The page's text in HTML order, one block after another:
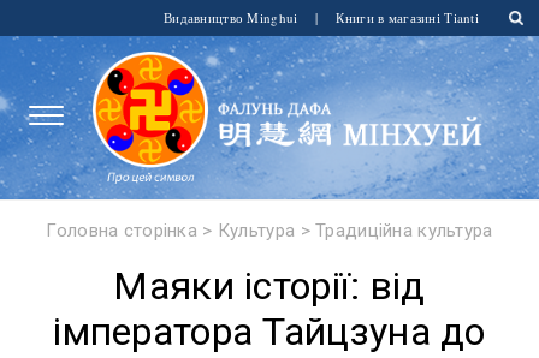
Видавництво Minghui | Книги в магазині Tianti
Головна сторінка > Культура >Традиційна культура
Маяки історії: від
імператора Тайцзуна до